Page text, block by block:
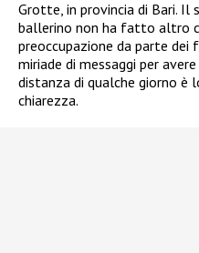
Grotte, in provincia di Bari. Il
ballerino non ha fatto altro
preoccupazione da parte dei
miriade di messaggi per
distanza di qualche giorno è
chiarezza.